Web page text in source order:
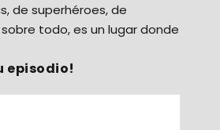
de superhéroes, de
todo, es un lugar donde
episodio!